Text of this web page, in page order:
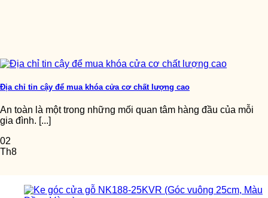
Địa chỉ tin cậy để mua khóa cửa cơ chất lượng cao
An toàn là một trong những mối quan tâm hàng đầu của mỗi
gia đình. [...]
02
Th8